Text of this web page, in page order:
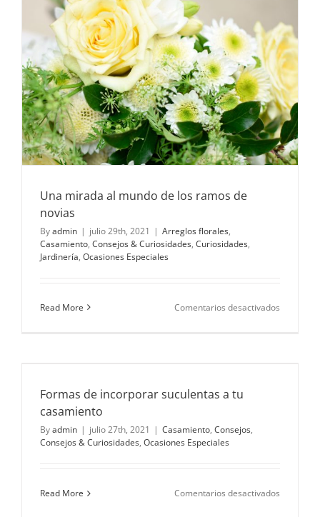
secreto
detrás
de
la
tradición.
Una mirada al mundo de los ramos de
novias
Byadmin | julio 29th, 2021 | Arreglos florales,
Casamiento, Consejos & Curiosidades, Curiosidades,
Jardinería, Ocasiones Especiales
Read More Comentarios desactivados
Formas de incorporar suculentas a tu
casamiento
Byadmin | julio 27th, 2021 | Casamiento, Consejos,
Consejos & Curiosidades, Ocasiones Especiales
Read More Comentarios desactivados